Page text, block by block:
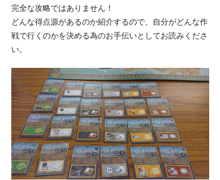
完全な攻略ではありません！
どんな得点源があるのか紹介するので、自分がどんな作
戦で行くのかを決める為のお手伝いとしてお読みくださ
い。